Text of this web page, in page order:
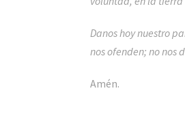
Danos hoy nuestro
nos ofenden; no nos
Amén.